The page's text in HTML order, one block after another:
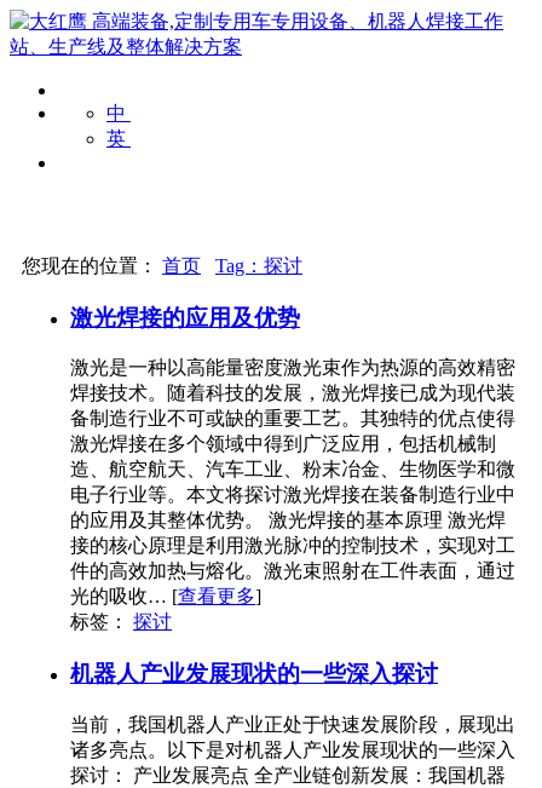
中
英
您现在的位置： 首页 Tag： 探讨
激光焊接的应用及优势
激光是一种以高能量密度激光束作为热源的高效精密
焊接技术。随着科技的发展，激光焊接已成为现代装
备制造行业不可或缺的重要工艺。其独特的优点使得
激光焊接在多个领域中得到广泛应用，包括机械制
造、航空航天、汽车工业、粉末冶金、生物医学和微
电子行业等。本文将探讨激光焊接在装备制造行业中
的应用及其整体优势。 激光焊接的基本原理 激光焊
接的核心原理是利用激光脉冲的控制技术，实现对工
件的高效加热与熔化。激光束照射在工件表面，通过
光的吸收… [查看更多]
标签： 探讨
机器人产业发展现状的一些深入探讨
当前，我国机器人产业正处于快速发展阶段，展现出
诸多亮点。以下是对机器人产业发展现状的一些深入
探讨： 产业发展亮点 全产业链创新发展：我国机器